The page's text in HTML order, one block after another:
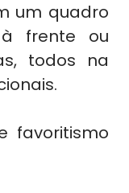
um quadro
frente ou
todos na
favoritismo